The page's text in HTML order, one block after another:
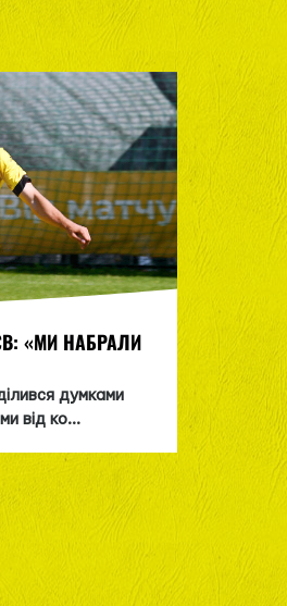
«МИ НАБРАЛИ
думками
від ко...
8/3/2026